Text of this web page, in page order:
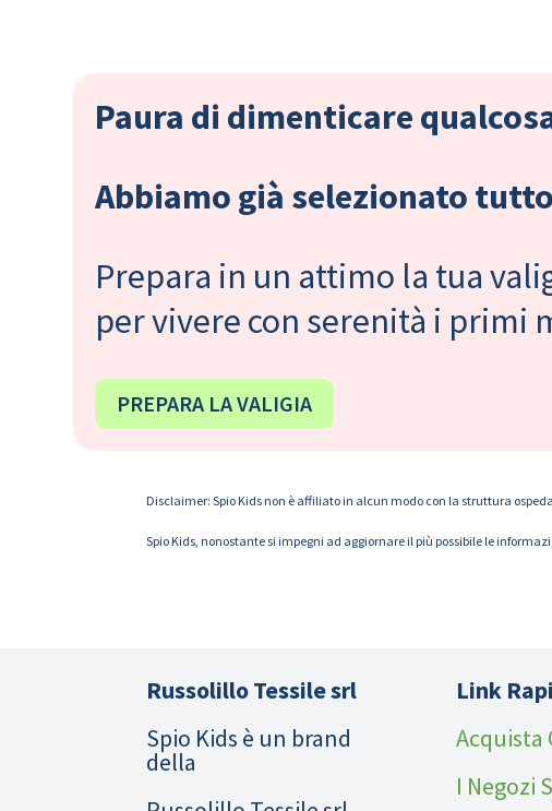
Paura di dimenticare
Abbiamo già selezionato
Prepara in un attimo la tua
per vivere con serenità i primi
PREPARA LA VALIGIA
Disclaimer: Spio Kids non è affiliato in alcun modo con la struttura
Spio Kids, nonostante si impegni ad aggiornare il più possibile le
Russolillo Tessile srl
Spio Kids è un brand
della
Link
Acquista
I Negozi